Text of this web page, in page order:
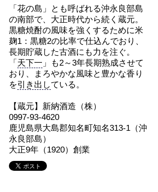
「花の島」とも呼ばれる沖永良部島
の南部で、大正時代から続く蔵元。
黒糖焼酎の風味を強くするために米
麹1：黒糖2の比率で仕込んでおり、
長期貯蔵した古酒にも力を注ぐ。
「 天下一 」も2～3年長期熟成させて
おり、まろやかな風味と豊かな香り
を引き出している。
【蔵元】新納酒造（株）
0997-93-4620
鹿児島県大島郡知名町知名313-1（沖
永良部島）
大正9年（1920）創業